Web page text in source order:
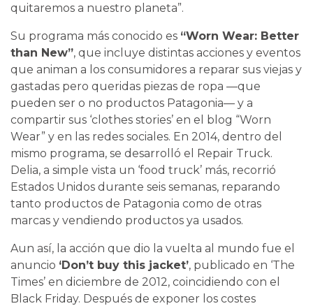
quitaremos a nuestro planeta”.
Su programa más conocido es “Worn Wear: Better
than New”, que incluye distintas acciones y eventos
que animan a los consumidores a reparar sus viejas y
gastadas pero queridas piezas de ropa —que
pueden ser o no productos Patagonia— y a
compartir sus ‘clothes stories’ en el blog “Worn
Wear” y en las redes sociales. En 2014, dentro del
mismo programa, se desarrolló el Repair Truck.
Delia, a simple vista un ‘food truck’ más, recorrió
Estados Unidos durante seis semanas, reparando
tanto productos de Patagonia como de otras
marcas y vendiendo productos ya usados.
Aun así, la acción que dio la vuelta al mundo fue el
anuncio ‘Don’t buy this jacket’, publicado en ‘The
Times’ en diciembre de 2012, coincidiendo con el
Black Friday. Después de exponer los costes